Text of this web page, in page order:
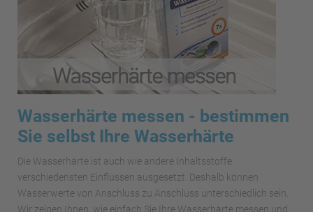
Wasserhärte messen - bestimmen
Sie selbst Ihre Wasserhärte
Die Wasserhärte ist auch wie andere Inhaltsstoffe
verschiedensten Einflüssen ausgesetzt. Deshalb können
Wasserwerte von Anschluss zu Anschluss unterschiedlich sein.
Wir zeigen Ihnen, wie einfach Sie Ihre Wasserhärte messen und